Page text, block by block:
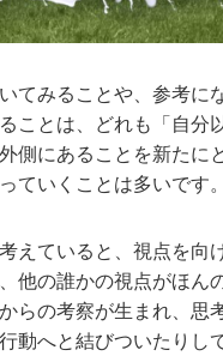
てみることや、参考に
ことは、どれも「自分
側にあることを新たに
ていくことは多いです。
えていると、視点を向
他の誰かの視点がほん
らの考察が生まれ、思
動へと結びついたりし